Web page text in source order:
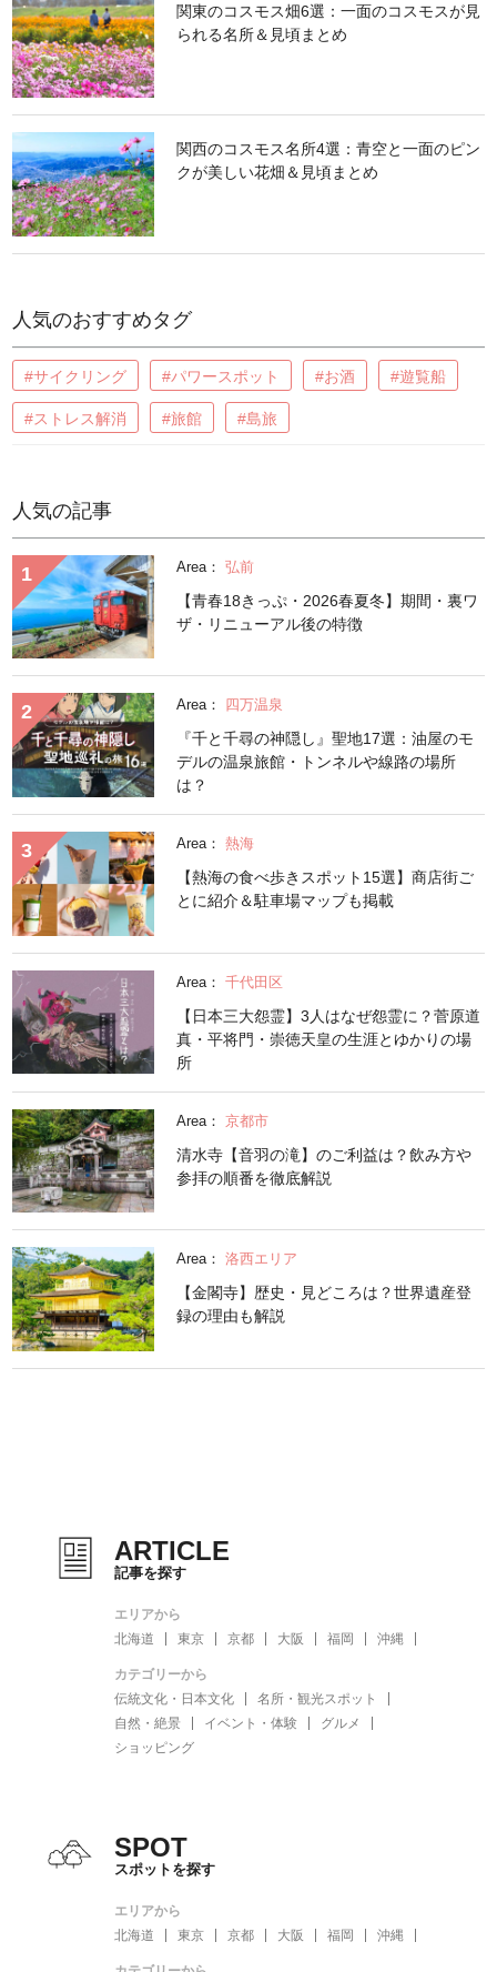
関東のコスモス畑6選：一面のコスモスが見
られる名所＆見頃まとめ
関西のコスモス名所4選：青空と一面のピン
クが美しい花畑＆見頃まとめ
人気のおすすめタグ
#サイクリング #パワースポット #お酒 #遊覧船
#ストレス解消 #旅館 #島旅
人気の記事
Area： 弘前
【青春18きっぷ・2026春夏冬】期間・裏ワ
ザ・リニューアル後の特徴
Area： 四万温泉
『千と千尋の神隠し』聖地17選：油屋のモ
デルの温泉旅館・トンネルや線路の場所
は？
Area： 熱海
【熱海の食べ歩きスポット15選】商店街ご
とに紹介＆駐車場マップも掲載
Area： 千代田区
【日本三大怨霊】3人はなぜ怨霊に？菅原道
真・平将門・崇徳天皇の生涯とゆかりの場
所
Area： 京都市
清水寺【音羽の滝】のご利益は？飲み方や
参拝の順番を徹底解説
Area： 洛西エリア
【金閣寺】歴史・見どころは？世界遺産登
録の理由も解説
ARTICLE
記事を探す
エリアから
北海道
東京 京都 大阪 福岡 沖縄
カテゴリーから
伝統文化・日本文化
名所・観光スポット
自然・絶景
イベント・体験
グルメ
ショッピング
SPOT
スポットを探す
エリアから
北海道
東京 京都 大阪 福岡 沖縄